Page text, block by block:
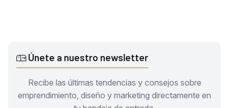
Únete a nuestro newsletter
Recibe las últimas tendencias y consejos sobre
emprendimiento, diseño y marketing directamente en